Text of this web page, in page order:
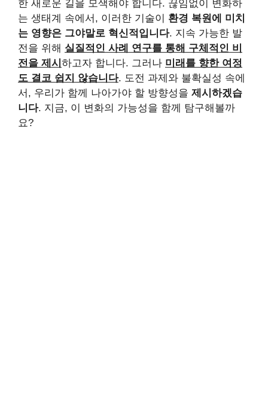
한 새로운 길을 모색해야 합니다. 끊임없이 변화하
는 생태계 속에서, 이러한 기술이 환경 복원에 미치
는 영향은 그야말로 혁신적입니다. 지속 가능한 발
전을 위해 실질적인 사례 연구를 통해 구체적인 비
전을 제시 하고자 합니다. 그러나 미래를 향한 여정
도 결코 쉽지 않습니다. 도전 과제와 불확실성 속에
서, 우리가 함께 나아가야 할 방향성을 제시하겠습
니다. 지금, 이 변화의 가능성을 함께 탐구해볼까
요?